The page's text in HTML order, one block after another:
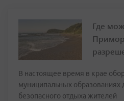
Где
В настоящее время в крае
муниципальных образованиях
безопасного отдыха жителей